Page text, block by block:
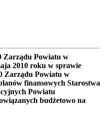
Zarządu Powiatu w
2010 roku w sprawie
Zarządu Powiatu w
finansowych Starostwa
Powiatu
budżetowo na